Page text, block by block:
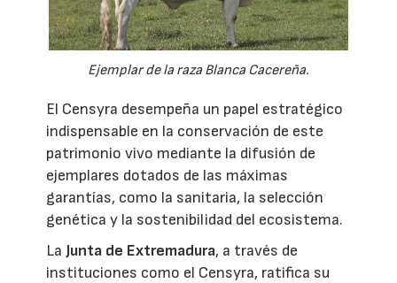
Ejemplar de la raza Blanca Cacereña.
El Censyra desempeña un papel estratégico
indispensable en la conservación de este
patrimonio vivo mediante la difusión de
ejemplares dotados de las máximas
garantías, como la sanitaria, la selección
genética y la sostenibilidad del ecosistema.
La Junta de Extremadura, a través de
instituciones como el Censyra, ratifica su